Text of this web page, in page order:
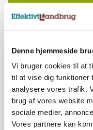
Denne hjemmeside
Vi bruger cookies til at
til at vise dig funktioner
analysere vores trafik.
brug af vores website
sociale medier,
Vores partnere kan
Elevplads
6950, Ringkøbing
Rørlægger /